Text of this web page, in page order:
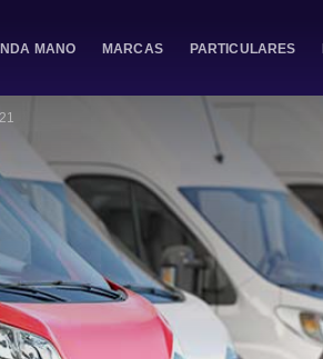
MANO MARCAS PARTICULARES